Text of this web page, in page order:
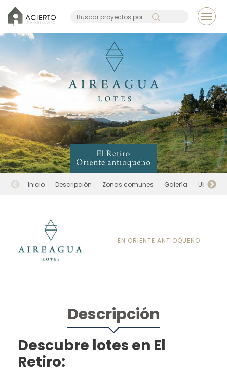
Inicio Descripción Zonas comunes Galería
EN ORIENTE ANTIOQUEÑO
Descripción
Descubre lotes en El
Retiro: